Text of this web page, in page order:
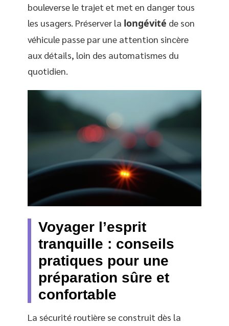
bouleverse le trajet et met en danger tous
les usagers. Préserver la longévité de son
véhicule passe par une attention sincère
aux détails, loin des automatismes du
quotidien.
Voyager l’esprit
tranquille : conseils
pratiques pour une
préparation sûre et
confortable
La sécurité routière se construit dès la